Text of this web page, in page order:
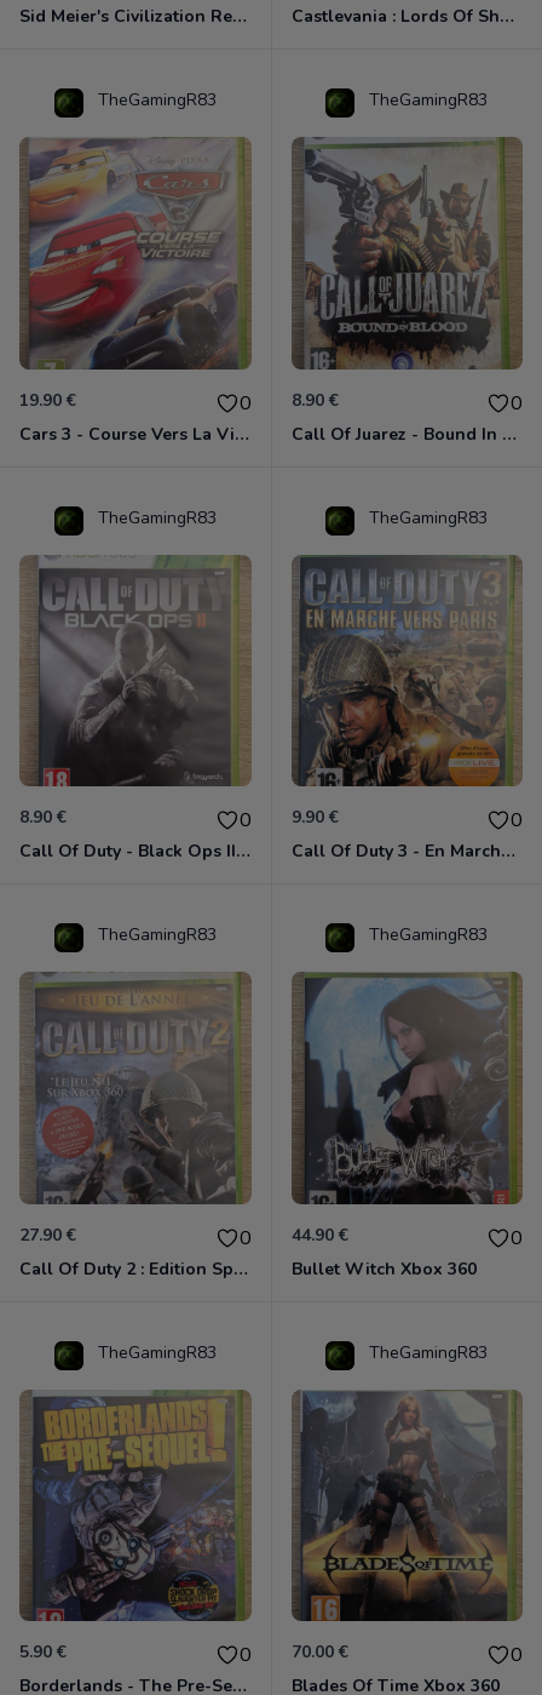
Sid Meier's Civilization Revolution Xbox 360 Castlevania : Lords Of Shadow Xbox 360
TheGamingR83
19.90 € 0
Cars 3 - Course Vers La Victoire Xbox 360
TheGamingR83
8.90 € 0
Call Of Juarez - Bound In Blood Xbox 360
TheGamingR83
8.90 € 0
Call Of Duty - Black Ops II Xbox 360
TheGamingR83
9.90 € 0
Call Of Duty 3 - En Marche Vers Paris Xbox 360
TheGamingR83
27.90 € 0
Call Of Duty 2 : Edition Spéciale Xbox 360 GOTY
TheGamingR83
44.90 € 0
Bullet Witch Xbox 360
TheGamingR83
5.90 € 0
Borderlands - The Pre-Sequel ! Xbox 360
TheGamingR83
70.00 € 0
Blades Of Time Xbox 360